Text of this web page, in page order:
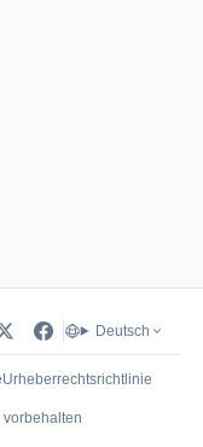
Deutsch
Urheberrechtsrichtlinie
in neuem Tab)